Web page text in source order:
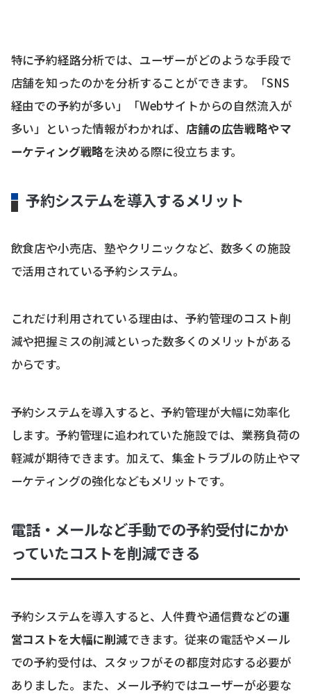
特に予約経路分析では、ユーザーがどのような手段で
店舗を知ったのかを分析することができます。「SNS
経由での予約が多い」「Webサイトからの自然流入が
多い」といった情報がわかれば、 店舗の広告戦略やマ
ーケティング戦略を決める際に役立ちます。
予約システムを導入するメリット
飲食店や小売店、塾やクリニックなど、数多くの施設
で活用されている予約システム。
これだけ利用されている理由は、予約管理のコスト削
減や把握ミスの削減といった数多くのメリットがある
からです。
予約システムを導入すると、予約管理が大幅に効率化
します。予約管理に追われていた施設では、業務負荷の
軽減が期待できます。加えて、集金トラブルの防止やマ
ーケティングの強化などもメリットです。
電話・メールなど手動での予約受付にかか
っていたコストを削減できる
予約システムを導入すると、人件費や通信費などの運
営コストを大幅に削減できます。従来の電話やメール
での予約受付は、スタッフがその都度対応する必要が
ありました。また、メール予約ではユーザーが必要な